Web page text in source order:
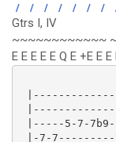
/ / / / / / /
Gtrs I, IV
~~~~~~~~~~~~
E E E E E Q E +E E E
|-----5-7-
|-7-